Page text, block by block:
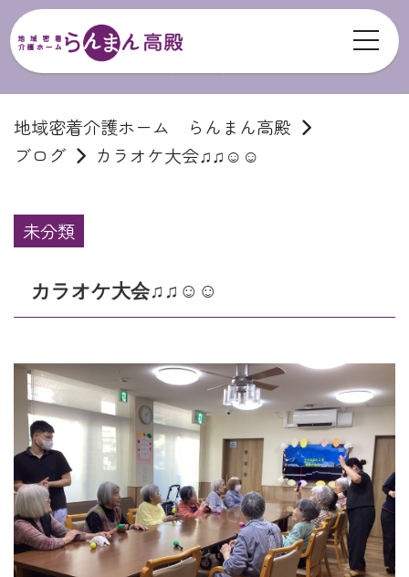
地域密着介護ホーム らんまん高殿
ブログ
カラオケ大会♫♫☺️☺️
未分類
カラオケ大会♫♫☺️☺️